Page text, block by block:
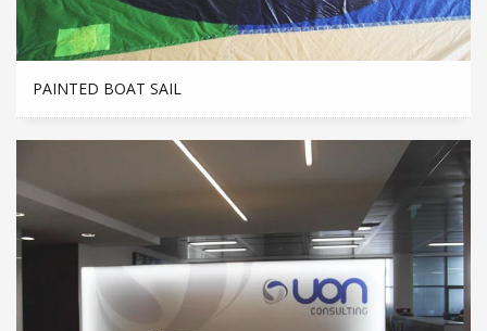
PAINTED BOAT SAIL